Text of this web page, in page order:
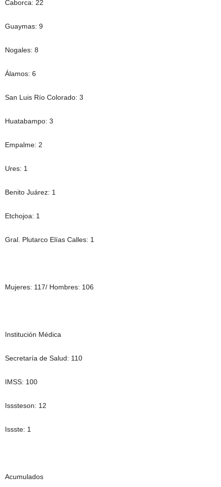
Caborca: 22
Guaymas: 9
Nogales: 8
Álamos: 6
San Luis Río Colorado: 3
Huatabampo: 3
Empalme: 2
Ures: 1
Benito Juárez: 1
Etchojoa: 1
Gral. Plutarco Elías Calles: 1
Mujeres: 117/ Hombres: 106
Institución Médica
Secretaría de Salud: 110
IMSS: 100
Isssteson: 12
Issste: 1
Acumulados